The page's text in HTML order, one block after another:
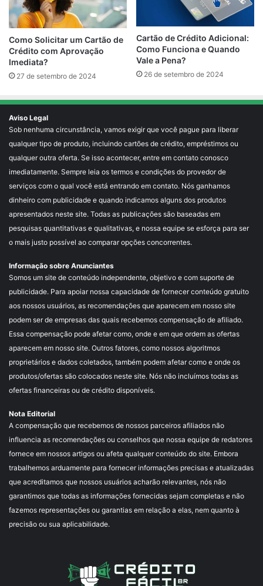
Como Solicitar um Cartão de
Crédito com Aprovação
Imediata?
27 de setembro de 2024
Cartão de Crédito Adicional:
Como Funciona e Quando
Vale a Pena?
26 de setembro de 2024
Aviso Legal
Sob nenhuma circunstância, vamos exigir que você pague para liberar
qualquer tipo de produto, incluindo cartões de crédito, empréstimos ou
qualquer outra oferta. Se isso acontecer, entre em contato conosco
imediatamente. Sempre leia os termos e condições do provedor de
serviços com o qual você está entrando em contato. Nós ganhamos
dinheiro com publicidade e quando indicamos alguns dos produtos
apresentados neste site. Todas as publicações são baseadas em
pesquisas quantitativas e qualitativas, e nossa equipe se esforça para ser
o mais justo possível ao comparar opções concorrentes.
Informação sobre Anunciantes
Somos um site de conteúdo independente, objetivo e com suporte de
publicidade. Para apoiar nossa capacidade de fornecer conteúdo gratuito
aos nossos usuários, as recomendações que aparecem em nosso site
podem ser de empresas das quais recebemos compensação de afiliado.
Essa compensação pode afetar como, onde e em que ordem as ofertas
aparecem em nosso site. Outros fatores, como nossos algoritmos
proprietários e dados coletados, também podem afetar como e onde os
produtos/ofertas são colocados neste site. Nós não incluímos todas as
ofertas financeiras ou de crédito disponíveis.
Nota Editorial
A compensação que recebemos de nossos parceiros afiliados não
influencia as recomendações ou conselhos que nossa equipe de redatores
fornece em nossos artigos ou afeta qualquer conteúdo do site. Embora
trabalhemos arduamente para fornecer informações precisas e atualizadas
que acreditamos que nossos usuários acharão relevantes, nós não
garantimos que todas as informações fornecidas sejam completas e não
fazemos representações ou garantias em relação a elas, nem quanto à
precisão ou sua aplicabilidade.